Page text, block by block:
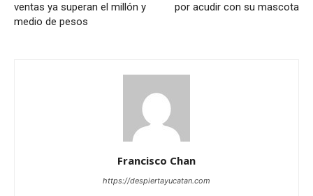
ventas ya superan el millón y
medio de pesos
por acudir con su mascota
Francisco Chan
https://despiertayucatan.com